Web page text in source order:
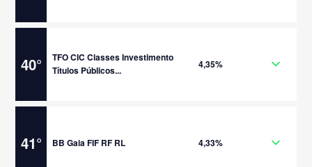
40°
TFO CIC Classes Investimento
Títulos Públicos...
4,35%
41° BB Gaia FIF RF RL 4,33%